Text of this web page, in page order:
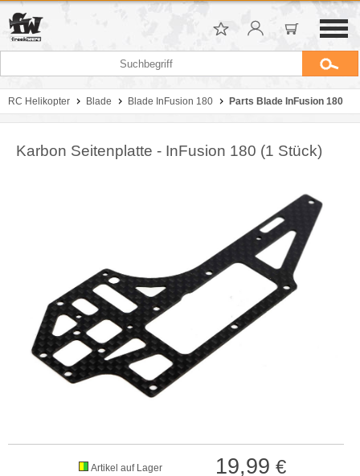
RC Helikopter Blade Blade InFusion 180 Parts Blade InFusion 180
Karbon Seitenplatte - InFusion 180 (1 Stück)
19,99 €
Artikel auf Lager